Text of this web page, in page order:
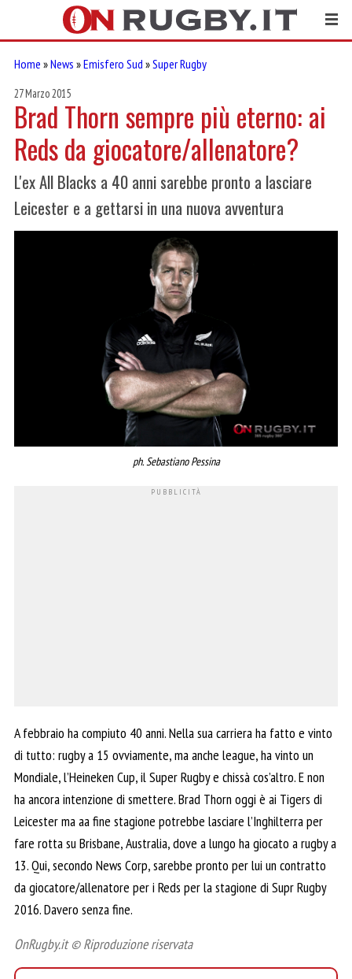
Home »News »Emisfero Sud »Super Rugby
27 Marzo 2015
Brad Thorn sempre più eterno: ai
Reds da giocatore/allenatore?
L'ex All Blacks a 40 anni sarebbe pronto a lasciare
Leicester e a gettarsi in una nuova avventura
ph. Sebastiano Pessina
A febbraio ha compiuto 40 anni. Nella sua carriera ha fatto e vinto
di tutto: rugby a 15 ovviamente, ma anche league, ha vinto un
Mondiale, l’Heineken Cup, il Super Rugby e chissà cos’altro. E non
ha ancora intenzione di smettere. Brad Thorn oggi è ai Tigers di
Leicester ma aa fine stagione potrebbe lasciare l’Inghilterra per
fare rotta su Brisbane, Australia, dove a lungo ha giocato a rugby a
13. Qui, secondo News Corp, sarebbe pronto per lui un contratto
da giocatore/allenatore per i Reds per la stagione di Supr Rugby
2016. Davero senza fine.
OnRugby.it © Riproduzione riservata